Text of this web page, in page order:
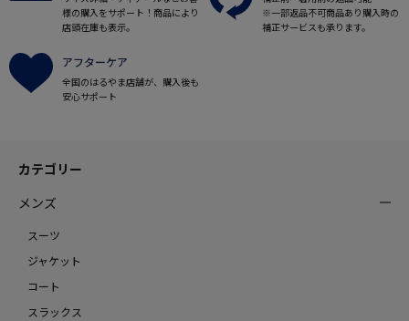
様の購入をサポート！商品により
店頭在庫も表示。
※一部返品不可商品あり購入時の
補正サービスも承ります。
アフターケア
全国のはるやま店舗が、購入後も
安心サポート
カテゴリー
メンズ
スーツ
ジャケット
コート
スラックス